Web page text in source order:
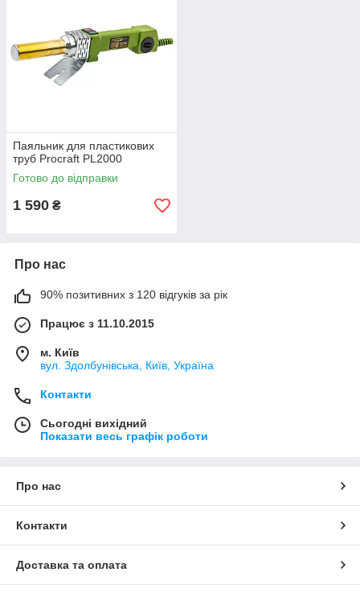
Паяльник для пластикових
труб Procraft PL2000
Готово до відправки
1 590 ₴
Про нас
90% позитивних з 120 відгуків за рік
Працює з 11.10.2015
м. Київ
вул. Здолбунівська, Київ, Україна
Контакти
Сьогодні вихідний
Показати весь графік роботи
Про нас
Контакти
Доставка та оплата